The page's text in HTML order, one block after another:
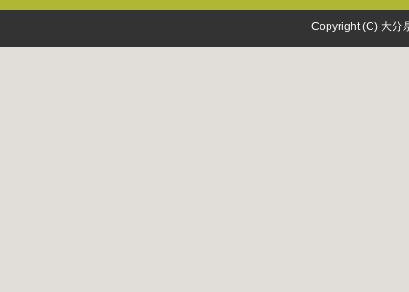
Copyright (C) 大分